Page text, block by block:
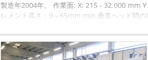
製造年2004年。 作業面: X: 215 - 32.000 mm
レメント高さ：9～65mm min.垂直ヘッド間
ンです。 下からの4+4モーター ミリングモー
り、側面から1+1モーター。 0モーターを後ろ
同じように利用可能です。 別のBIESSE